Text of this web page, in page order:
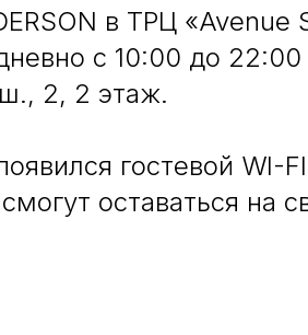
в ТРЦ «Avenue
с 10:00 до 22:00
2, 2 этаж.
гостевой WI-
оставаться на